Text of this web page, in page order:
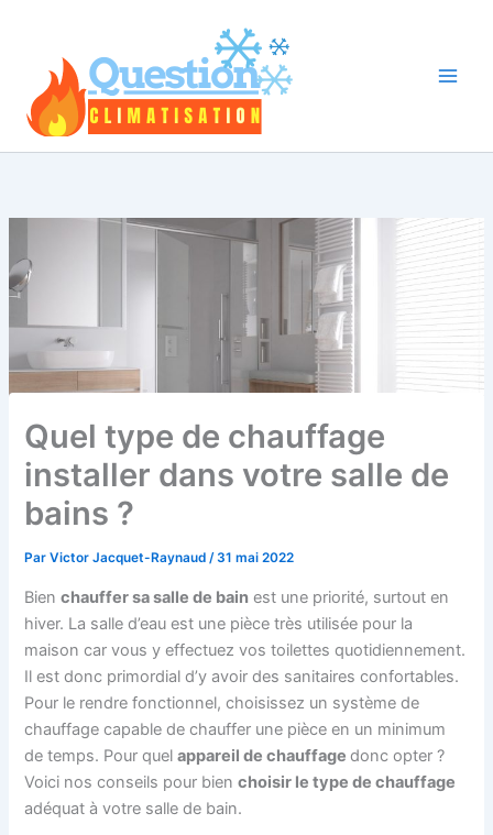
Quel type de chauffage
installer dans votre salle de
bains ?
ParVictor Jacquet-Raynaud/31 mai 2022
Bienchauffersa salle de bain est une priorité, surtout en
hiver. La salle d’eau est une pièce très utilisée pour la
maison car vous y effectuez vos toilettes quotidiennement.
Il est donc primordial d’y avoir des sanitaires confortables.
Pour le rendre fonctionnel, choisissez un système de
chauffage capable de chauffer une pièce en un minimum
de temps. Pour quelappareil de chauffagedonc opter ?
Voici nos conseils pour bienchoisir le type de chauffage
adéquat à votre salle de bain.